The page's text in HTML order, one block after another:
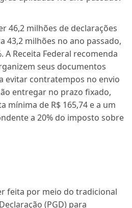
46,2 milhões de declarações
43,2 milhões no ano passado,
A Receita Federal recomenda
seus documentos
evitar contratempos no envio
entregar no prazo fixado,
mínima de R$ 165,74 e a um
a 20% do imposto sobre
feita por meio do tradicional
(PGD) para